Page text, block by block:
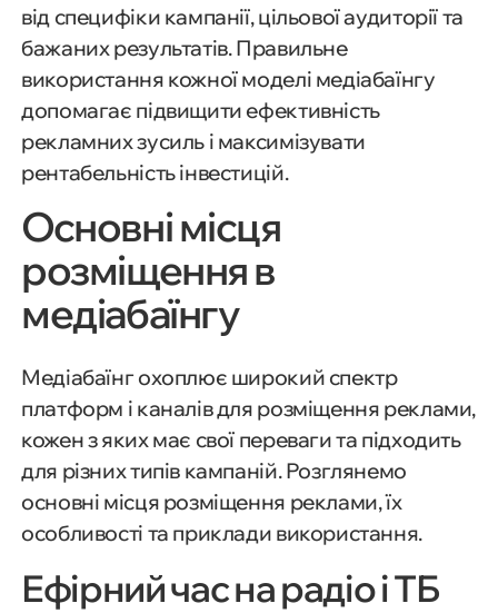
від специфіки кампанії, цільової аудиторії та
бажаних результатів. Правильне
використання кожної моделі медіабаїнгу
допомагає підвищити ефективність
рекламних зусиль і максимізувати
рентабельність інвестицій.
Основні місця
розміщення в
медіабаїнгу
Медіабаїнг охоплює широкий спектр
платформ і каналів для розміщення реклами,
кожен з яких має свої переваги та підходить
для різних типів кампаній. Розглянемо
основні місця розміщення реклами, їх
особливості та приклади використання.
Ефірний час на радіо і ТБ